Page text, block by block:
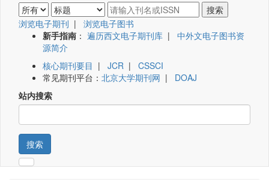
浏览电子期刊 | 浏览电子图书
新手指南 ： 遍历西文电子期刊库 | 中外文电子图书资
源简介
核心期刊要目 | JCR | CSSCI
常见期刊平台： 北京大学期刊网 | DOAJ
站内搜索
搜索